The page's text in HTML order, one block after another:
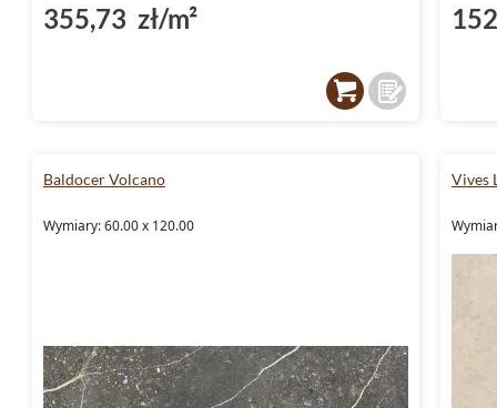
355,73 zł/m²
Baldocer Volcano
Wymiary: 60.00 x 120.00
Vives